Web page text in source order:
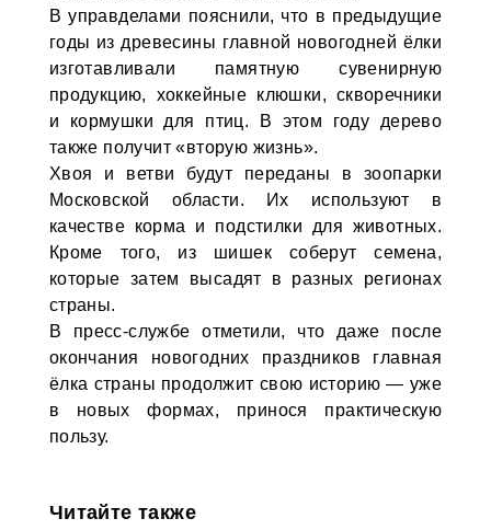
В управделами пояснили, что в предыдущие
годы из древесины главной новогодней ёлки
изготавливали памятную сувенирную
продукцию, хоккейные клюшки, скворечники
и кормушки для птиц. В этом году дерево
также получит «вторую жизнь».
Хвоя и ветви будут переданы в зоопарки
Московской области. Их используют в
качестве корма и подстилки для животных.
Кроме того, из шишек соберут семена,
которые затем высадят в разных регионах
страны.
В пресс-службе отметили, что даже после
окончания новогодних праздников главная
ёлка страны продолжит свою историю — уже
в новых формах, принося практическую
пользу.
Читайте также